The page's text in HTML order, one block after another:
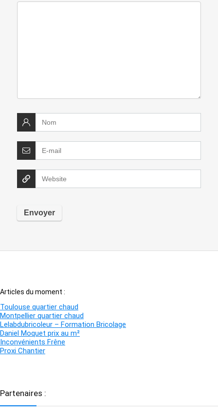
Articles du moment :
Toulouse quartier chaud
Montpellier quartier chaud
Lelabdubricoleur – Formation Bricolage
Daniel Moquet prix au m²
Inconvénients Frêne
Proxi Chantier
Partenaires :